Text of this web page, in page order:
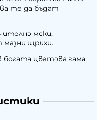
те да бъдат
меки,
мазни щрихи.
цветова гама